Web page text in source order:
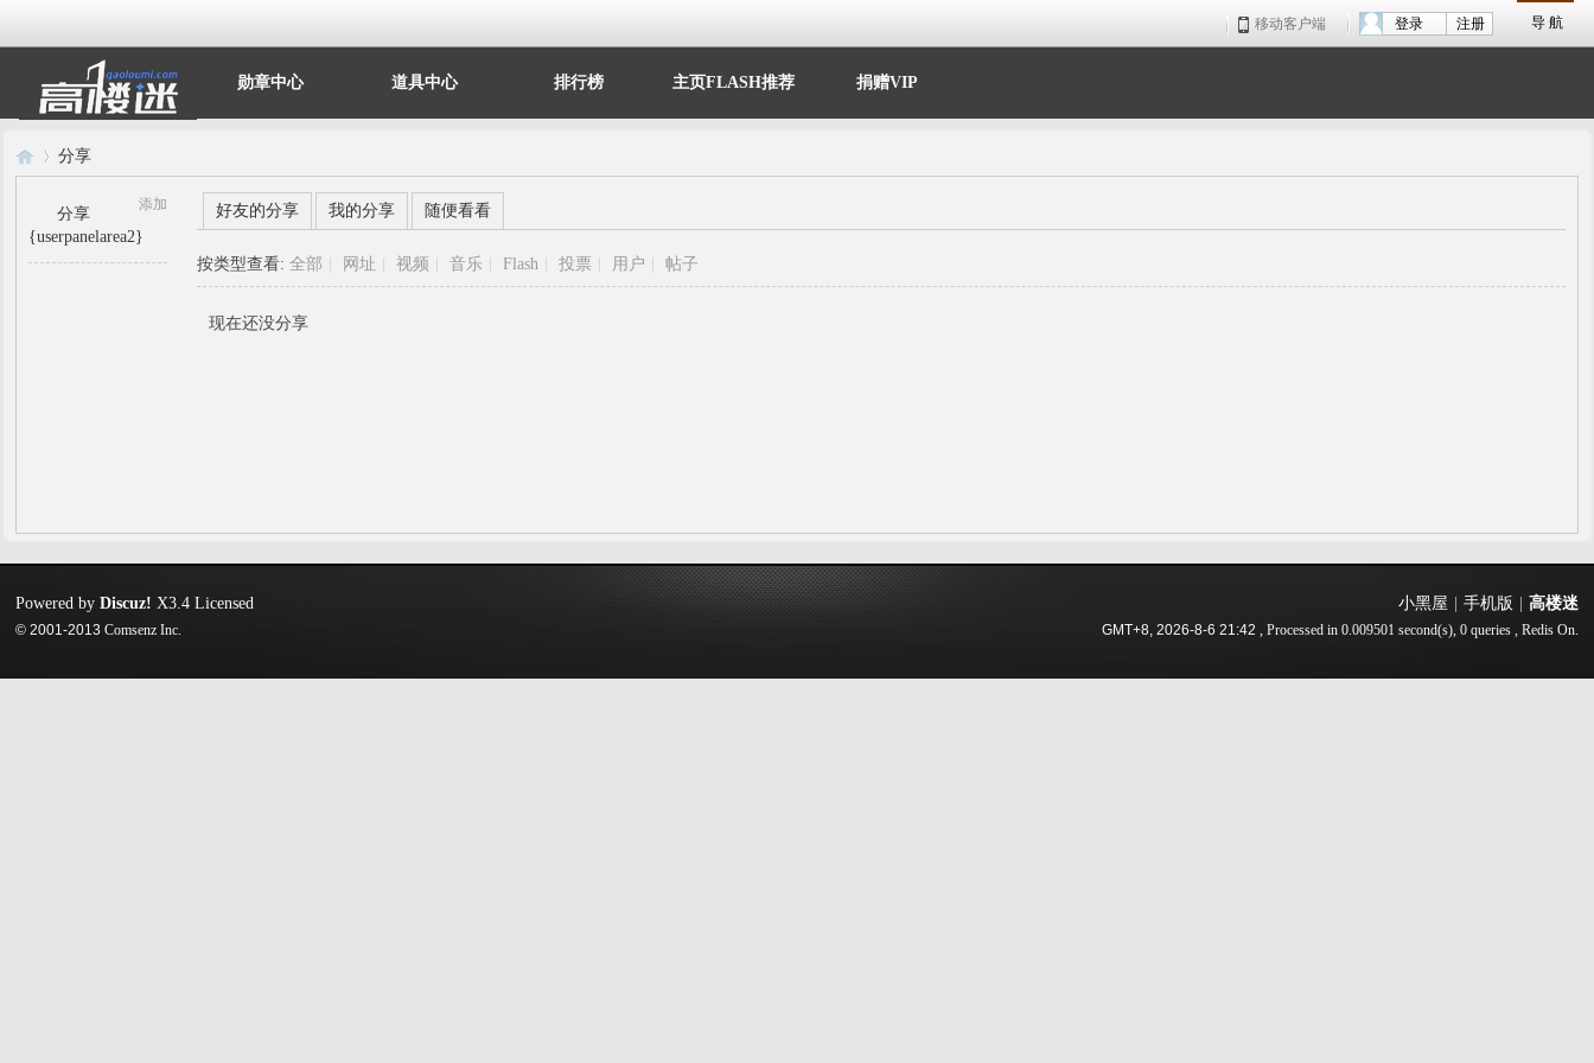
导 航
移动客户端 注册
登录
勋章中心 道具中心 排行榜 主页FLASH推荐 捐赠VIP
分享
添加
分享
{userpanelarea2}
好友的分享 我的分享 随便看看
按类型查看:全部 网址 视频 音乐 Flash 投票 用户 帖子
现在还没分享
小黑屋 手机版 高楼迷
GMT+8, 2026-8-6 21:42 , Processed in 0.009501 second(s), 0 queries , Redis On.
Powered byDiscuz! X3.4 Licensed
© 2001-2013Comsenz Inc.